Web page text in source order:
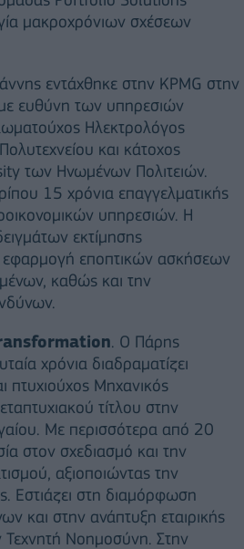
μακροχρόνιων σχέσεων
εντάχθηκε στην KPMG στην
ευθύνη των υπηρεσιών
Ηλεκτρολόγος
και κάτοχος
των Ηνωμένων Πολιτειών.
15 χρόνια επαγγελματικής
υπηρεσιών. Η
εκτίμησης
εφαρμογή εποπτικών ασκήσεων
καθώς και την
. Ο Πάρης
χρόνια διαδραματίζει
Μηχανικός
τίτλου στην
Με περισσότερα από 20
στον σχεδιασμό και την
αξιοποιώντας την
Εστιάζει στη διαμόρφωση
και στην ανάπτυξη εταιρικής
Τεχνητή Νοημοσύνη. Στην